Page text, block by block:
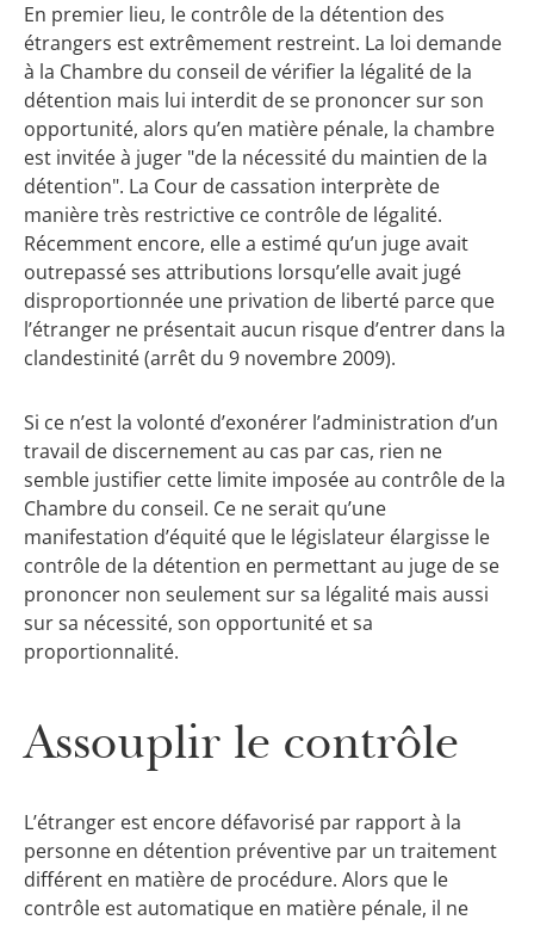
En premier lieu, le contrôle de la détention des
étrangers est extrêmement restreint. La loi demande
à la Chambre du conseil de vérifier la légalité de la
détention mais lui interdit de se prononcer sur son
opportunité, alors qu’en ­matière pénale, la chambre
est invitée à juger "de la nécessité du maintien de la
détention". La Cour de cassation interprète de
manière très restrictive ce contrôle de légalité.
Récemment encore, elle a estimé qu’un juge avait
outrepassé ses attributions lorsqu’elle avait jugé
disproportionnée une privation de liberté parce que
l’étranger ne présentait aucun risque d’entrer dans la
clandestinité (arrêt du 9 novembre 2009).
Si ce n’est la volonté d’exonérer l’administration d’un
travail de discernement au cas par cas, rien ne
semble justifier cette limite imposée au contrôle de la
Chambre du conseil. Ce ne serait qu’une
manifestation d’équité que le législateur élargisse le
contrôle de la détention en permettant au juge de se
prononcer non seulement sur sa légalité mais aussi
sur sa nécessité, son opportunité et sa
proportionnalité.
Assouplir le contrôle
L’étranger est encore défavorisé par rapport à la
personne en détention préventive par un traitement
différent en matière de procédure. Alors que le
contrôle est automatique en matière pénale, il ne